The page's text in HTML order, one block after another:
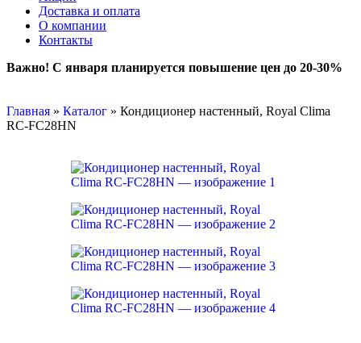
Доставка и оплата
О компании
Контакты
Важно! С января планируется повышение цен до 20-30%
Главная » Каталог » Кондиционер настенный, Royal Clima
RC-FC28HN